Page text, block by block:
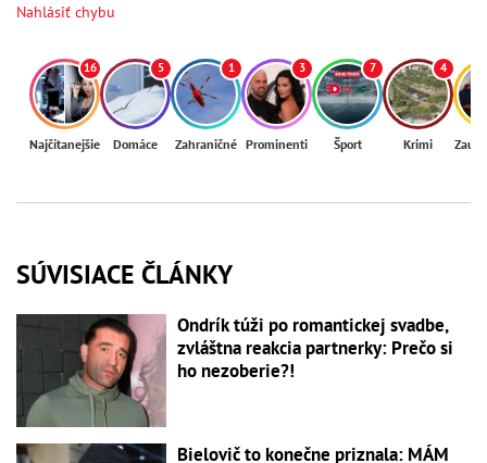
Nahlásiť chybu
16
Najčítanejšie
5
Domáce
1
Zahraničné
3
Prominenti
7
Šport
4
Krimi
SÚVISIACE ČLÁNKY
Ondrík túži po romantickej svadbe,
zvláštna reakcia partnerky: Prečo si
ho nezoberie?!
Bielovič to konečne priznala: MÁM